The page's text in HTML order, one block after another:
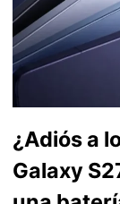
¿Adiós a
Galaxy